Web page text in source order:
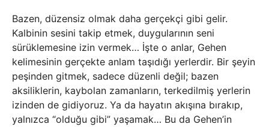
Bazen, düzensiz olmak daha gerçekçi gibi gelir.
Kalbinin sesini takip etmek, duygularının seni
sürüklemesine izin vermek… İşte o anlar, Gehen
kelimesinin gerçekte anlam taşıdığı yerlerdir. Bir şeyin
peşinden gitmek, sadece düzenli değil; bazen
aksiliklerin, kaybolan zamanların, terkedilmiş yerlerin
izinden de gidiyoruz. Ya da hayatın akışına bırakıp,
yalnızca “olduğu gibi” yaşamak… Bu da Gehen’in